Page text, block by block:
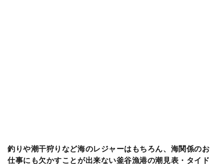
釣りや潮干狩りなど海のレジャーはもちろん、海関係のお
仕事にも欠かすことが出来ない釜谷漁港の潮見表・タイド